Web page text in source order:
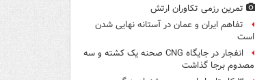
تمرین رزمی تکاوران ارتش
تفاهم ایران و عمان در آستانه نهایی شدن
است
انفجار در جایگاه CNG صحنه یک کشته و سه
مصدوم برجا گذاشت